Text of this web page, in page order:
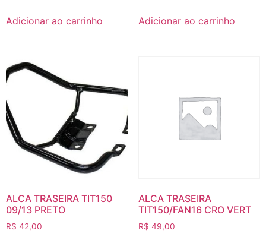
Adicionar ao carrinho Adicionar ao carrinho
ALCA TRASEIRA TIT150
09/13 PRETO
R$ 42,00
ALCA TRASEIRA
TIT150/FAN16 CRO VERT
R$ 49,00